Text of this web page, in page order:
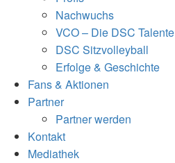
Nachwuchs
VCO – Die DSC Talente
DSC Sitzvolleyball
Erfolge & Geschichte
Fans & Aktionen
Partner
Partner werden
Kontakt
Mediathek